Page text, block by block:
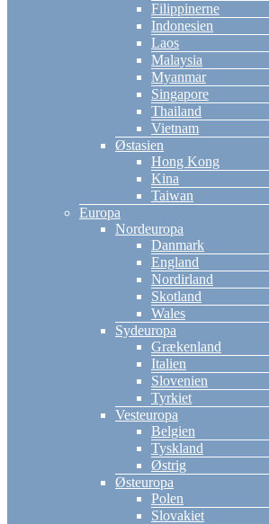
Filippinerne
Indonesien
Laos
Malaysia
Myanmar
Singapore
Thailand
Vietnam
Østasien
Hong Kong
Kina
Taiwan
Europa
Nordeuropa
Danmark
England
Nordirland
Skotland
Wales
Sydeuropa
Grækenland
Italien
Slovenien
Tyrkiet
Vesteuropa
Belgien
Tyskland
Østrig
Østeuropa
Polen
Slovakiet